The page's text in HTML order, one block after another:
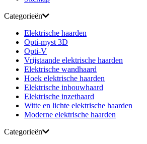
Categorieën
Elektrische haarden
Opti-myst 3D
Opti-V
Vrijstaande elektrische haarden
Elektrische wandhaard
Hoek elektrische haarden
Elektrische inbouwhaard
Elektrische inzethaard
Witte en lichte elektrische haarden
Moderne elektrische haarden
Categorieën